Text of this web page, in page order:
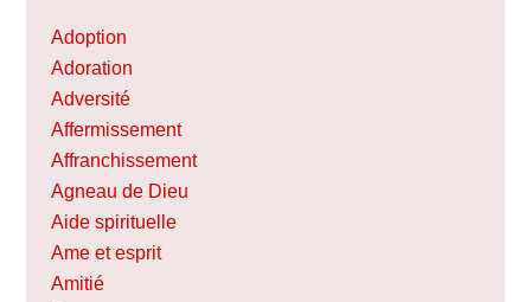
Adoption
Adoration
Adversité
Affermissement
Affranchissement
Agneau de Dieu
Aide spirituelle
Ame et esprit
Amitié